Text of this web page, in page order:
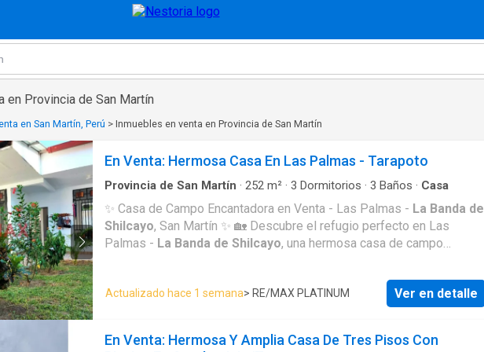
en Provincia de San Martín
en San Martín, Perú > Inmuebles en venta en Provincia de San Martín
En Venta: Hermosa Casa En Las Palmas - Tarapoto
Provincia de San Martín · 252 m² · 3 Dormitorios · 3 Baños · Casa
✨ Casa de Campo Encantadora en Venta - Las Palmas - La Banda de
Shilcayo, San Martín ✨ 🏡 Descubre el refugio perfecto en Las
Palmas - La Banda de Shilcayo, una hermosa casa de campo
este hogar combina comodidad y la calidez que buscas. 🌳 Área de
Terreno: 400.00 m² 🏠 Área Construida: 252.00 m² 📍 Ubicación
Estratégica: Las Palmas, ideal para disfrutar de la serenidad del
Estacionamiento. 🌄 Características Especiales: - Amplias Áreas
Actualizado hace 1 semana> RE/MAX PLATINUM Ver en detalle
En Venta: Hermosa Y Amplia Casa De Tres Pisos Con